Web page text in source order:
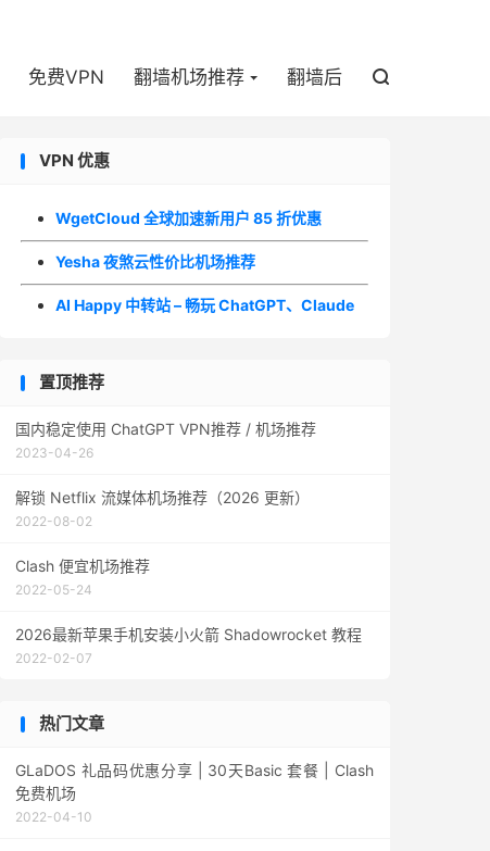
免费VPN 翻墙机场推荐 翻墙后 
VPN 优惠
WgetCloud 全球加速新用户 85 折优惠
Yesha 夜煞云性价比机场推荐
AI Happy 中转站 – 畅玩 ChatGPT、Claude
置顶推荐
国内稳定使用 ChatGPT VPN推荐 / 机场推荐
2023-04-26
解锁 Netflix 流媒体机场推荐（2026 更新）
2022-08-02
Clash 便宜机场推荐
2022-05-24
2026最新苹果手机安装小火箭 Shadowrocket 教程
2022-02-07
热门文章
GLaDOS 礼品码优惠分享 | 30天Basic 套餐 | Clash
免费机场
2022-04-10